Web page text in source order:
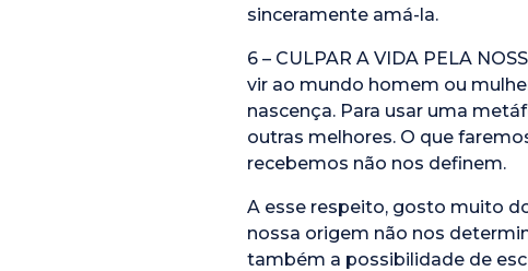
sinceramente amá-la.
6 – CULPAR A VIDA PELA
vir ao mundo homem ou
nascença. Para usar uma
outras melhores. O que
recebemos não nos definem.
A esse respeito, gosto muito
nossa origem não nos
também a possibilidade de